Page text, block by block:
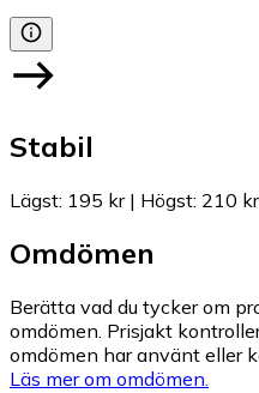
Stabil
Lägst: 195 kr| Högst: 210 kr
Omdömen
Berätta vad du tycker om
omdömen. Prisjakt
omdömen har använt eller
Läs mer om omdömen.